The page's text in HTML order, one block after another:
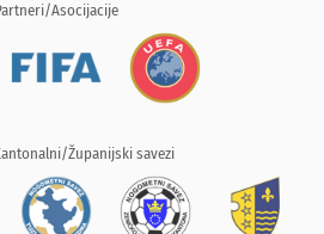
Asocijacije
Županijski savezi